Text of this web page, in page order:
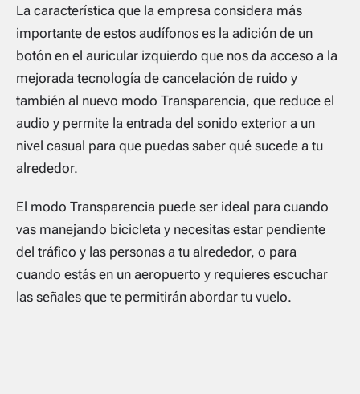
La característica que la empresa considera más
importante de estos audífonos es la adición de un
botón en el auricular izquierdo que nos da acceso a la
mejorada tecnología de cancelación de ruido y
también al nuevo modo Transparencia, que reduce el
audio y permite la entrada del sonido exterior a un
nivel casual para que puedas saber qué sucede a tu
alrededor.
El modo Transparencia puede ser ideal para cuando
vas manejando bicicleta y necesitas estar pendiente
del tráfico y las personas a tu alrededor, o para
cuando estás en un aeropuerto y requieres escuchar
las señales que te permitirán abordar tu vuelo.